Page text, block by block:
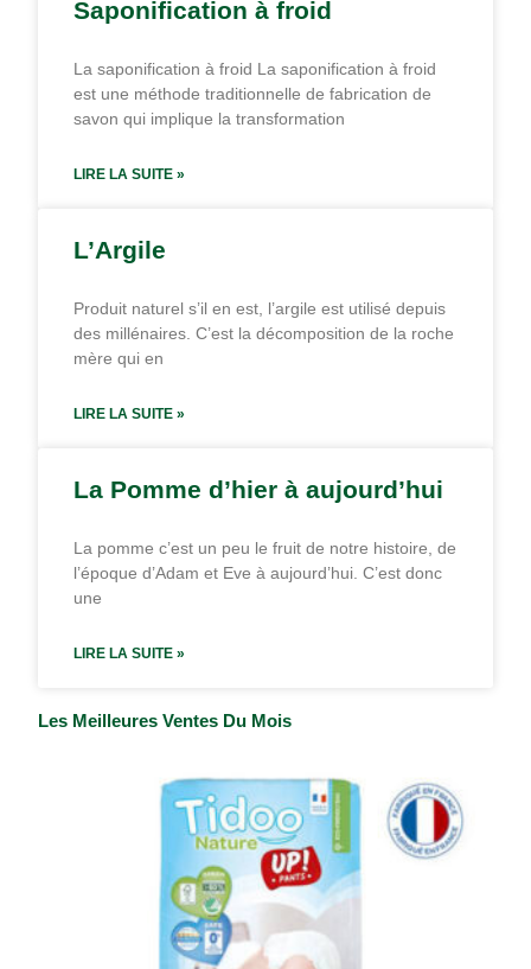
Ajouter au Panier
Saponification à froid
La saponification à froid La saponification à froid
est une méthode traditionnelle de fabrication de
savon qui implique la transformation
LIRE LA SUITE »
L’Argile
Produit naturel s’il en est, l’argile est utilisé depuis
des millénaires. C’est la décomposition de la roche
mère qui en
LIRE LA SUITE »
La Pomme d’hier à aujourd’hui
La pomme c’est un peu le fruit de notre histoire, de
l’époque d’Adam et Eve à aujourd’hui. C’est donc
une
LIRE LA SUITE »
Les Meilleures Ventes Du Mois